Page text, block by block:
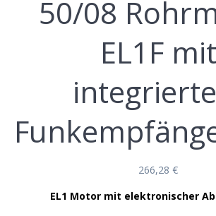
50/08
EL1F mit
266,28 €
EL1 Motor mit elektronischer